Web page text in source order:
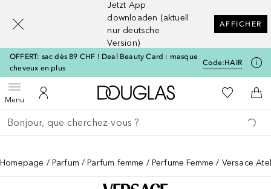
Jetzt App
downloaden (aktuell
nur deutsche
Version)
AFFICHER
OFFERT: sac dès 89 CHF ! Deal Beauty Card : masque
cheveux en plus
Code:HAIR
MenuOuvrir le menuVers Mon Compte
Vers l'accueil Douglas
Vers Ma
Retourner
Exécuter la recherche
Homepage Parfum Parfum femme Perfume Femme Versace
[navigation.slideout.screenreader]